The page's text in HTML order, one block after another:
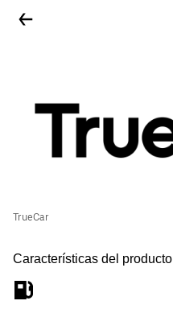
TrueCar
Características del producto